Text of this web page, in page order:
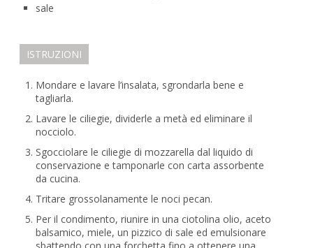
sale
ISTRUZIONI
Mondare e lavare l’insalata, sgrondarla bene e
tagliarla.
Lavare le ciliegie, dividerle a metà ed eliminare il
nocciolo.
Sgocciolare le ciliegie di mozzarella dal liquido di
conservazione e tamponarle con carta assorbente
da cucina.
Tritare grossolanamente le noci pecan.
Per il condimento, riunire in una ciotolina olio, aceto
balsamico, miele, un pizzico di sale ed emulsionare